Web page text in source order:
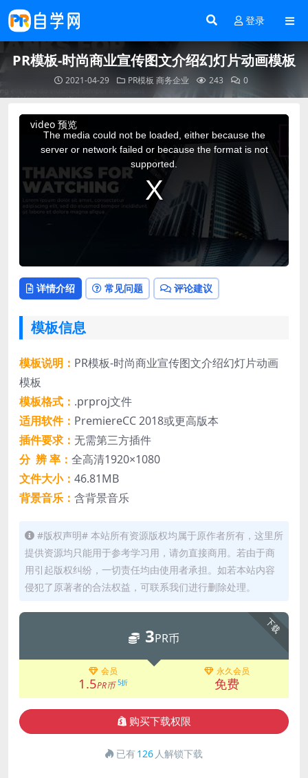
登录
PR模板-时尚商业宣传图文介绍幻灯片动画模板
2021-04-29 PR模板 商务企业 243 0
video 预览
This
The media could not be loaded, either because the
server or network failed or because the format is not
supported.
详情介绍 常见问题 评论建议
模板信息
模板说明： PR模板-时尚商业宣传图文介绍幻灯片动画
模板
模板格式： .prproj文件
适用软件： PremiereCC 2018或更高版本
插件要求： 无需第三方插件
分 辨 率： 全高清1920×1080
文件大小： 46.81MB
背景音乐： 含背景音乐
#版权声明# 本站所有资源版权均属于原作者所有，这里所
提供资源均只能用于参考学习用，请勿直接商用。若由于商
用引起版权纠纷，一切责任均由使用者承担。如若本站内容
侵犯了原著者的合法权益，可联系我们进行删除处理。
下载
3PR币
会员
1.5PR币 5折
永久会员
免费
购买下载权限
已有126 人解锁下载